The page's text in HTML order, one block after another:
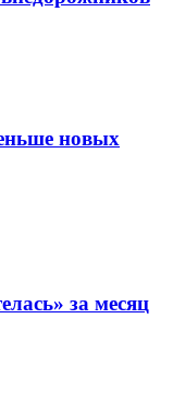
новых
за месяц